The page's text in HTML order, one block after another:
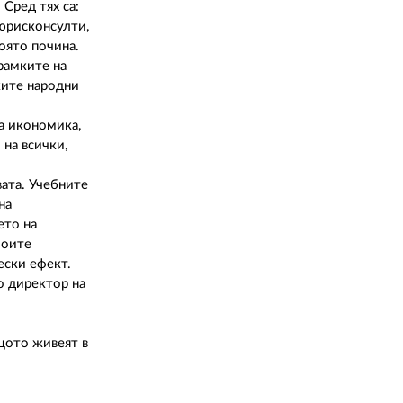
тях са:
почина.
на
народни
икономика,
всички,
Учебните
на
ефект.
директор на
живеят в